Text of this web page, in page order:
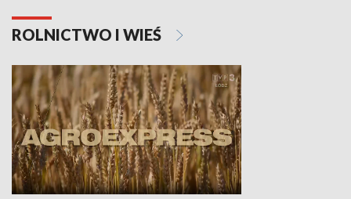
ROLNICTWO I WIEŚ